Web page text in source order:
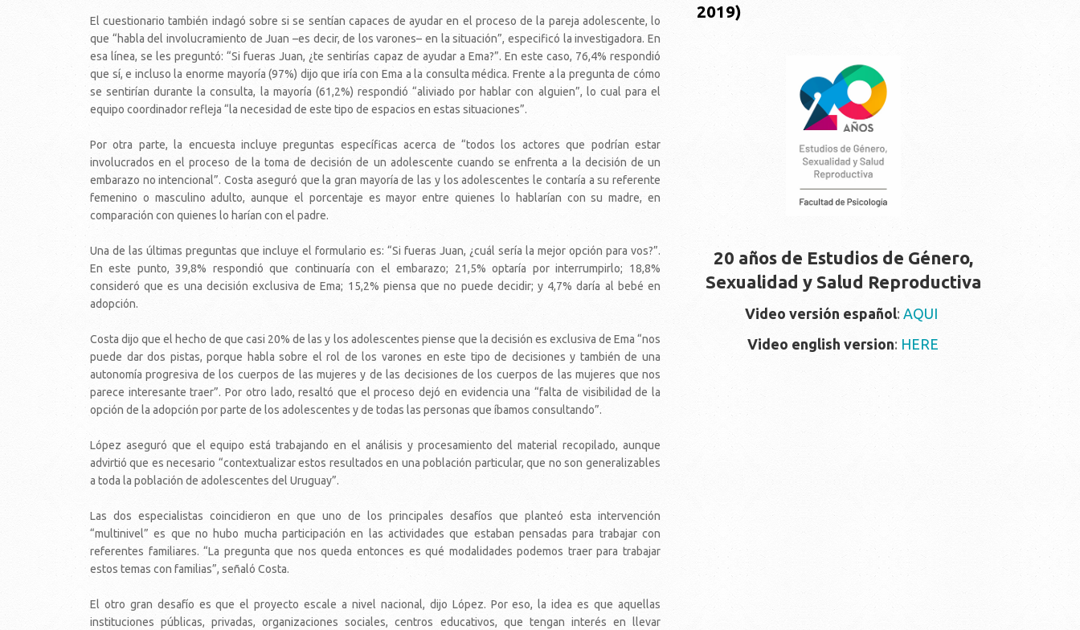
El cuestionario también indagó sobre si se sentían capaces de ayudar en el proceso de la pareja adolescente, lo
que “habla del involucramiento de Juan –es decir, de los varones– en la situación”, especificó la investigadora. En
esa línea, se les preguntó: “Si fueras Juan, ¿te sentirías capaz de ayudar a Ema?”. En este caso, 76,4% respondió
que sí, e incluso la enorme mayoría (97%) dijo que iría con Ema a la consulta médica. Frente a la pregunta de cómo
se sentirían durante la consulta, la mayoría (61,2%) respondió “aliviado por hablar con alguien”, lo cual para el
equipo coordinador refleja “la necesidad de este tipo de espacios en estas situaciones”.
Por otra parte, la encuesta incluye preguntas específicas acerca de “todos los actores que podrían estar
involucrados en el proceso de la toma de decisión de un adolescente cuando se enfrenta a la decisión de un
embarazo no intencional”. Costa aseguró que la gran mayoría de las y los adolescentes le contaría a su referente
femenino o masculino adulto, aunque el porcentaje es mayor entre quienes lo hablarían con su madre, en
comparación con quienes lo harían con el padre.
Una de las últimas preguntas que incluye el formulario es: “Si fueras Juan, ¿cuál sería la mejor opción para vos?”.
En este punto, 39,8% respondió que continuaría con el embarazo; 21,5% optaría por interrumpirlo; 18,8%
consideró que es una decisión exclusiva de Ema; 15,2% piensa que no puede decidir; y 4,7% daría al bebé en
adopción.
Costa dijo que el hecho de que casi 20% de las y los adolescentes piense que la decisión es exclusiva de Ema “nos
puede dar dos pistas, porque habla sobre el rol de los varones en este tipo de decisiones y también de una
autonomía progresiva de los cuerpos de las mujeres y de las decisiones de los cuerpos de las mujeres que nos
parece interesante traer”. Por otro lado, resaltó que el proceso dejó en evidencia una “falta de visibilidad de la
opción de la adopción por parte de los adolescentes y de todas las personas que íbamos consultando”.
López aseguró que el equipo está trabajando en el análisis y procesamiento del material recopilado, aunque
advirtió que es necesario “contextualizar estos resultados en una población particular, que no son generalizables
a toda la población de adolescentes del Uruguay”.
Las dos especialistas coincidieron en que uno de los principales desafíos que planteó esta intervención
“multinivel” es que no hubo mucha participación en las actividades que estaban pensadas para trabajar con
referentes familiares. “La pregunta que nos queda entonces es qué modalidades podemos traer para trabajar
estos temas con familias”, señaló Costa.
El otro gran desafío es que el proyecto escale a nivel nacional, dijo López. Por eso, la idea es que aquellas
instituciones públicas, privadas, organizaciones sociales, centros educativos, que tengan interés en llevar
2019)
20 años de Estudios de Género,
Sexualidad y Salud Reproductiva
Video versión español:AQUI
Video english version: HERE